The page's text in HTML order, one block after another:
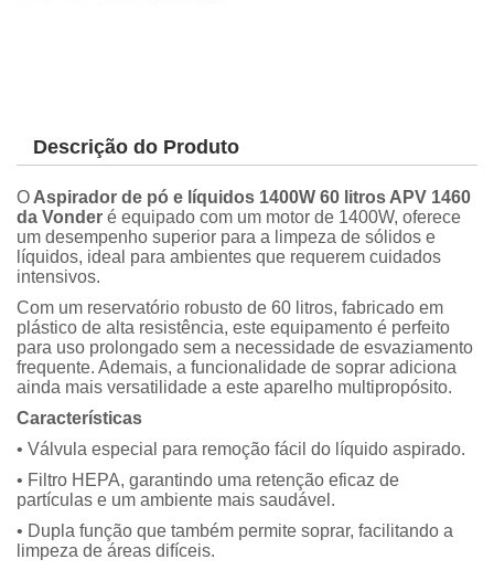
Descrição do Produto
O Aspirador de pó e líquidos 1400W 60 litros APV 1460
da Vonder é equipado com um motor de 1400W, oferece
um desempenho superior para a limpeza de sólidos e
líquidos, ideal para ambientes que requerem cuidados
intensivos.
Com um reservatório robusto de 60 litros, fabricado em
plástico de alta resistência, este equipamento é perfeito
para uso prolongado sem a necessidade de esvaziamento
frequente. Ademais, a funcionalidade de soprar adiciona
ainda mais versatilidade a este aparelho multipropósito.
Características
• Válvula especial para remoção fácil do líquido aspirado.
• Filtro HEPA, garantindo uma retenção eficaz de
partículas e um ambiente mais saudável.
• Dupla função que também permite soprar, facilitando a
limpeza de áreas difíceis.